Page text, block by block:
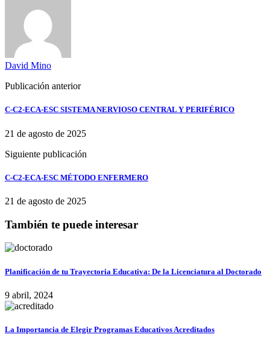
David Mino
Publicación anterior
C-C2-ECA-ESC SISTEMA NERVIOSO CENTRAL Y PERIFÉRICO
21 de agosto de 2025
Siguiente publicación
C-C2-ECA-ESC MÉTODO ENFERMERO
21 de agosto de 2025
También te puede interesar
Planificación de tu Trayectoria Educativa: De la Licenciatura al Doctorado
9 abril, 2024
La Importancia de Elegir Programas Educativos Acreditados